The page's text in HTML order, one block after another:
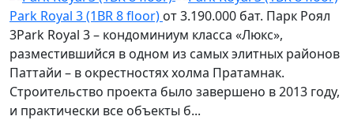
Park Royal 3 (1BR 8 floor) от 3.190.000 бат. Парк Роял
3Park Royal 3 – кондоминиум класса «Люкс»,
разместившийся в одном из самых элитных районов
Паттайи – в окрестностях холма Пратамнак.
Строительство проекта было завершено в 2013 году,
и практически все объекты б...